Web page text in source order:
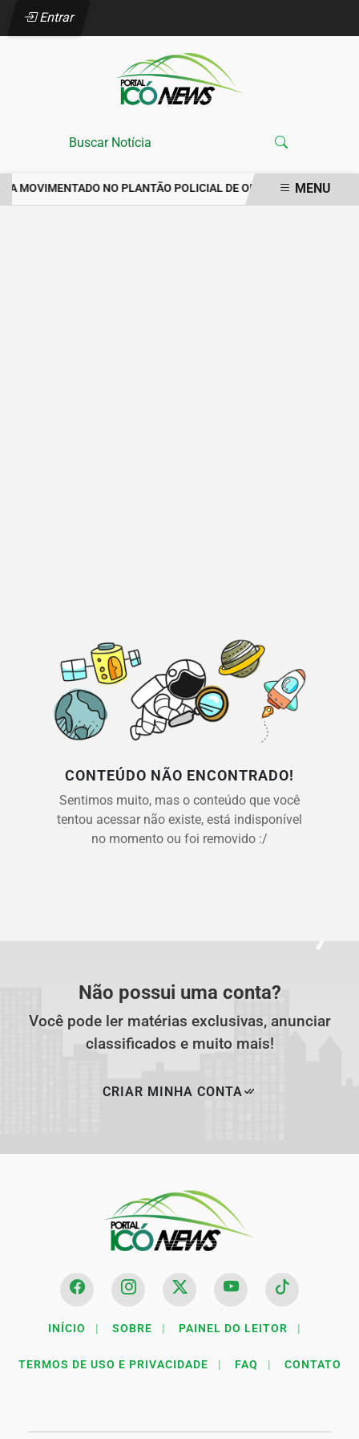
Entrar
MOVIMENTADO NO PLANTÃO POLICIAL DE ORÓS REGISTRA
MENU
CONTEÚDO NÃO ENCONTRADO!
Sentimos muito, mas o conteúdo que você
tentou acessar não existe, está indisponível
no momento ou foi removido :/
Não possui uma conta?
Você pode ler matérias exclusivas, anunciar
classificados e muito mais!
CRIAR MINHA CONTA
INÍCIO | SOBRE | PAINEL DO LEITOR |
TERMOS DE USO E PRIVACIDADE | FAQ | CONTATO